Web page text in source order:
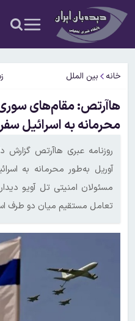
خانه بین الملل
هاآرتص: مقام‌های سوری
محرمانه به اسرائیل
روزنامه عبری هاآرتص گزارش
آوریل به‌طور محرمانه به
مسئولان امنیتی تل آویو
تعامل مستقیم میان دو طرف